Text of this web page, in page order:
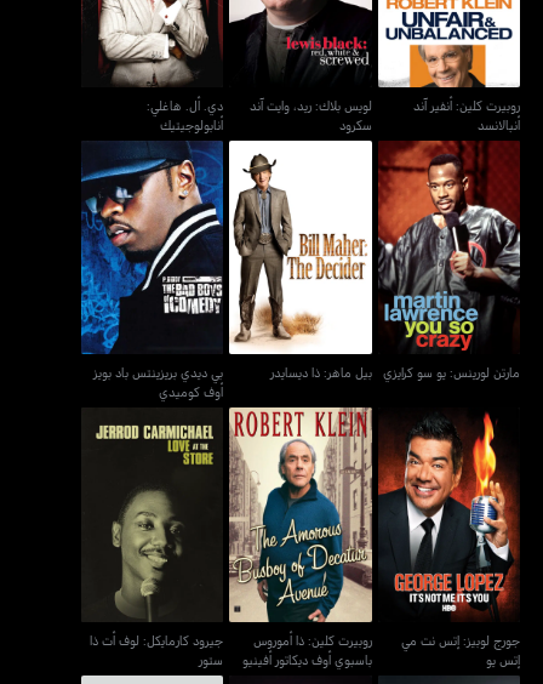
روبيرت كلين: أنفير آند
أنبالانسد
لويس بلاك: ريد، وايت آند
سكرود
دي. أل. هاغلي:
أنابولوجيتيك
مارتن لورينس: يو سو كرايزي
مارتن لورينس: يو سو كرايزي
بيل ماهر: ذا ديسايدر
بيل ماهر: ذا ديسايدر
بي ديدي بريزينتس باد بويز
أوف كوميدي
بي ديدي بريزينتس باد بويز
أوف كوميدي
جورج لوبيز: إتس نت مي
إتس يو
جورج لوبيز: إتس نت مي
إتس يو
روبيرت كلين: ذا أموروس
باسبوي أوف ديكاتور أفينيو
روبيرت كلين: ذا أموروس
باسبوي أوف ديكاتور أفينيو
جيرود كارمايكل: لوف أت ذا
ستور
جيرود كارمايكل: لوف أت ذا
ستور